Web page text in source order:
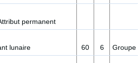
permanent
lunaire 60 6 Groupe